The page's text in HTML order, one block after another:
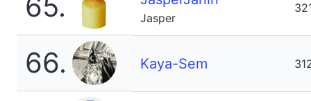
Jasper
66. Kaya-Sem